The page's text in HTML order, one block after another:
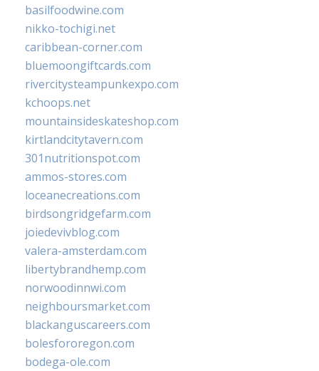
basilfoodwine.com
nikko-tochigi.net
caribbean-corner.com
bluemoongiftcards.com
rivercitysteampunkexpo.com
kchoops.net
mountainsideskateshop.com
kirtlandcitytavern.com
301nutritionspot.com
ammos-stores.com
loceanecreations.com
birdsongridgefarm.com
joiedevivblog.com
valera-amsterdam.com
libertybrandhemp.com
norwoodinnwi.com
neighboursmarket.com
blackanguscareers.com
bolesfororegon.com
bodega-ole.com